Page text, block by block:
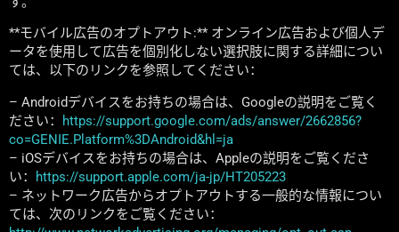
**モバイル広告のオプトアウト:** オンライン広告および個人デ
ータを使用して広告を個別化しない選択肢に関する詳細につい
ては、以下のリンクを参照してください：
– Androidデバイスをお持ちの場合は、Googleの説明をご覧く
ださい：
https://support.google.com/ads/answer/2662856?
co=GENIE.Platform%3DAndroid&hl=ja
– iOSデバイスをお持ちの場合は、Appleの説明をご覧くださ
い：
https://support.apple.com/ja-jp/HT205223
– ネットワーク広告からオプトアウトする一般的な情報につい
ては、次のリンクをご覧ください：